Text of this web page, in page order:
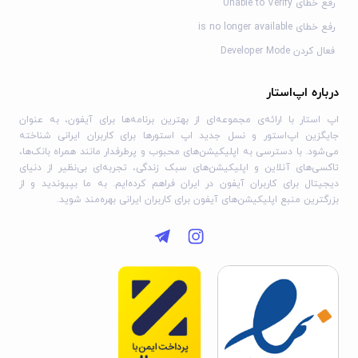
رفع خطای Unable to Verify
رفع خطای is no longer available
فعال کردن Developer Mode
درباره اپ‌استار
اپ استار با ارائه‌ی مجموعه‌ای از بهترین برنامه‌ها برای آیفون، به عنوان
جایگزین اپ‌استور و نسل جدید اپ استورها برای کاربران ایرانی شناخته
می‌شود. با دسترسی به اپلیکیشن‌های محبوب و پرطرفدار مانند همراه بانک‌ها،
تاکسی‌های آنلاین و اپلیکیشن‌های سبک زندگی، تجربه‌ای بی‌نظیر از دنیای
دیجیتال برای کاربران آیفون در ایران فراهم کرده‌ایم. به ما بپیوندید و از
بزرگترین منبع اپلیکیشن‌های آیفون برای کاربران ایرانی بهره‌مند شوید.